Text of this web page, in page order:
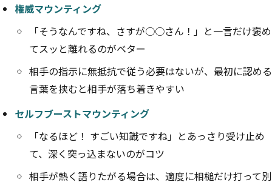
権威マウンティング
「そうなんですね、さすが○○さん！」と一言だけ褒め
てスッと離れるのがベター
相手の指示に無抵抗で従う必要はないが、最初に認める
言葉を挟むと相手が落ち着きやすい
セルフブーストマウンティング
「なるほど！ すごい知識ですね」とあっさり受け止め
て、深く突っ込まないのがコツ
相手が熱く語りたがる場合は、適度に相槌だけ打って別